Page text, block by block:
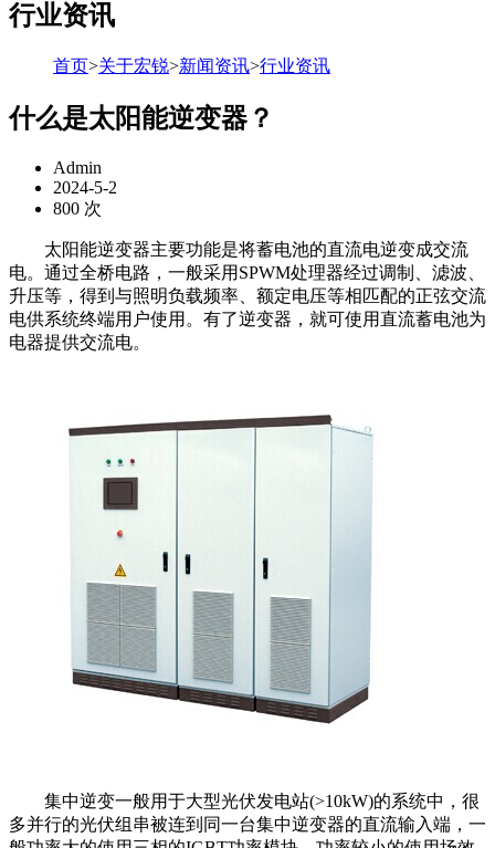
行业资讯
首页>关于宏锐>新闻资讯>行业资讯
什么是太阳能逆变器？
Admin
2024-5-2
800 次
太阳能逆变器主要功能是将蓄电池的直流电逆变成交流
电。通过全桥电路，一般采用SPWM处理器经过调制、滤波、
升压等，得到与照明负载频率、额定电压等相匹配的正弦交流
电供系统终端用户使用。有了逆变器，就可使用直流蓄电池为
电器提供交流电。
集中逆变一般用于大型光伏发电站(>10kW)的系统中，很
多并行的光伏组串被连到同一台集中逆变器的直流输入端，一